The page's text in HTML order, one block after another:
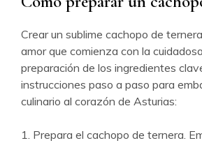
Crear un sublime cachopo de
amor que comienza con la
preparación de los ingredientes
instrucciones paso a paso para
culinario al corazón de Asturias:
1. Prepara el cachopo de ternera.